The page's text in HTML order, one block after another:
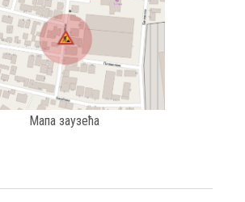
Мапа заузећа